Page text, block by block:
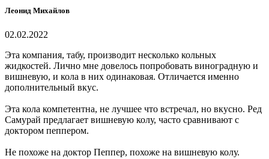
Леонид Михайлов
02.02.2022
Эта компания, табу, производит несколько кольных
жидкостей. Лично мне довелось попробовать виноградную и
вишневую, и кола в них одинаковая. Отличается именно
дополнительный вкус.
Эта кола компетентна, не лучшее что встречал, но вкусно. Ред
Самурай предлагает вишневую колу, часто сравнивают с
доктором пеппером.
Не похоже на доктор Пеппер, похоже на вишневую колу.